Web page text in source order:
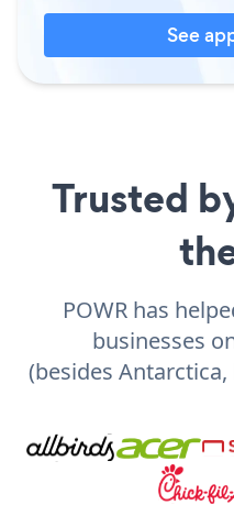
See
Trusted
POWR has
businesses
(besides